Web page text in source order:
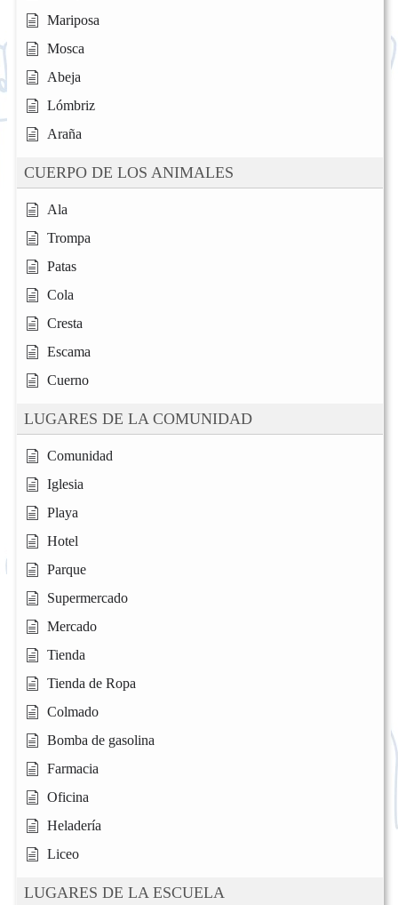
Mariposa
Mosca
Abeja
Lómbriz
Araña
CUERPO DE LOS ANIMALES
Ala
Trompa
Patas
Cola
Cresta
Escama
Cuerno
LUGARES DE LA COMUNIDAD
Comunidad
Iglesia
Playa
Hotel
Parque
Supermercado
Mercado
Tienda
Tienda de Ropa
Colmado
Bomba de gasolina
Farmacia
Oficina
Heladería
Liceo
LUGARES DE LA ESCUELA